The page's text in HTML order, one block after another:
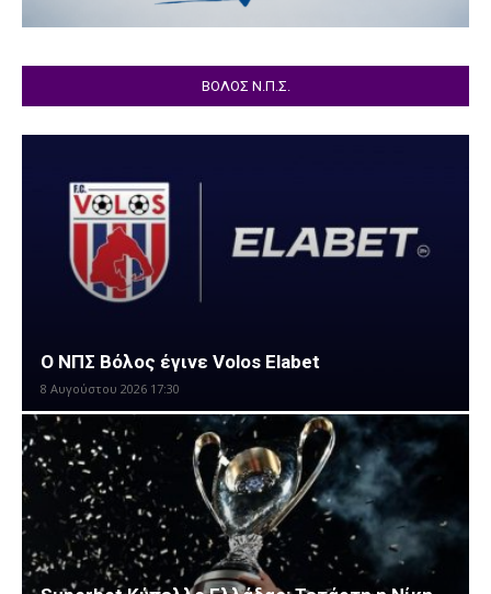
ΒΟΛΟΣ Ν.Π.Σ.
O ΝΠΣ Βόλος έγινε Volos Elabet
8 Αυγούστου 2026 17:30